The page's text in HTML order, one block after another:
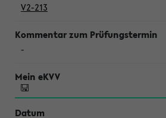
V2-213
-